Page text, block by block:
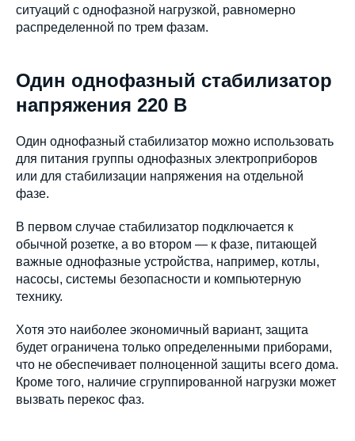
ситуаций с однофазной нагрузкой, равномерно
распределенной по трем фазам.
Один однофазный стабилизатор
напряжения 220 В
Один однофазный стабилизатор можно использовать
для питания группы однофазных электроприборов
или для стабилизации напряжения на отдельной
фазе.
В первом случае стабилизатор подключается к
обычной розетке, а во втором — к фазе, питающей
важные однофазные устройства, например, котлы,
насосы, системы безопасности и компьютерную
технику.
Хотя это наиболее экономичный вариант, защита
будет ограничена только определенными приборами,
что не обеспечивает полноценной защиты всего дома.
Кроме того, наличие сгруппированной нагрузки может
вызвать перекос фаз.